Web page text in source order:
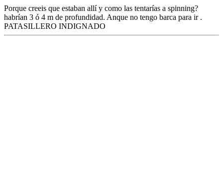
Porque creeis que estaban allí y como las tentarías a spinning?
habrían 3 ó 4 m de profundidad. Anque no tengo barca para ir .
PATASILLERO INDIGNADO